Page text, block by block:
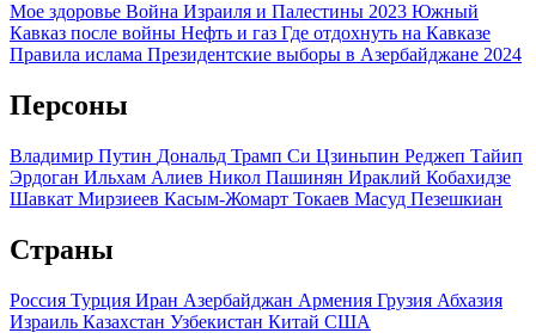
Мое здоровье Война Израиля и Палестины 2023 Южный
Кавказ после войны Нефть и газ Где отдохнуть на Кавказе
Правила ислама Президентские выборы в Азербайджане 2024
Персоны
Владимир Путин Дональд Трамп Си Цзиньпин Реджеп Тайип
Эрдоган Ильхам Алиев Никол Пашинян Ираклий Кобахидзе
Шавкат Мирзиеев Касым-Жомарт Токаев Масуд Пезешкиан
Страны
Россия Турция Иран Азербайджан Армения Грузия Абхазия
Израиль Казахстан Узбекистан Китай США